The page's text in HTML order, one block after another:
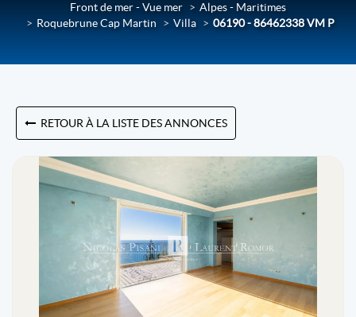
Front de mer - Vue mer
Alpes - Maritimes
Roquebrune Cap Martin
Villa 06190 - 86462338 VM P
RETOUR À LA LISTE DES ANNONCES